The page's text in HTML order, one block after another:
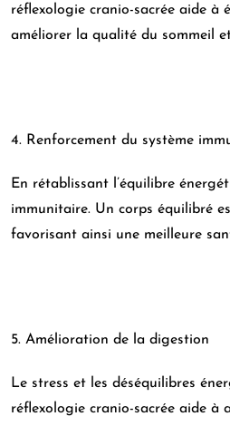
réflexologie cranio-sacrée aide à
améliorer la qualité du sommeil
4. Renforcement du système
En rétablissant l’équilibre
immunitaire. Un corps équilibré
favorisant ainsi une meilleure
5. Amélioration de la digestion
Le stress et les déséquilibres
réflexologie cranio-sacrée aide